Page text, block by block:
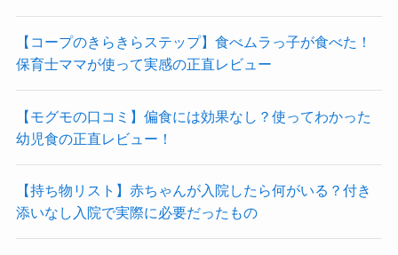
【コープのきらきらステップ】食べムラっ子が食べた！
保育士ママが使って実感の正直レビュー
【モグモの口コミ】偏食には効果なし？使ってわかった
幼児食の正直レビュー！
【持ち物リスト】赤ちゃんが入院したら何がいる？付き
添いなし入院で実際に必要だったもの